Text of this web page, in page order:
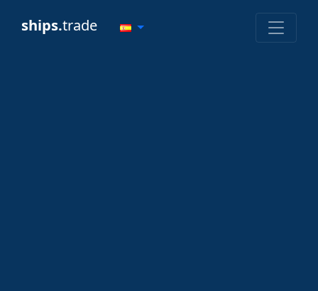
ships.trade